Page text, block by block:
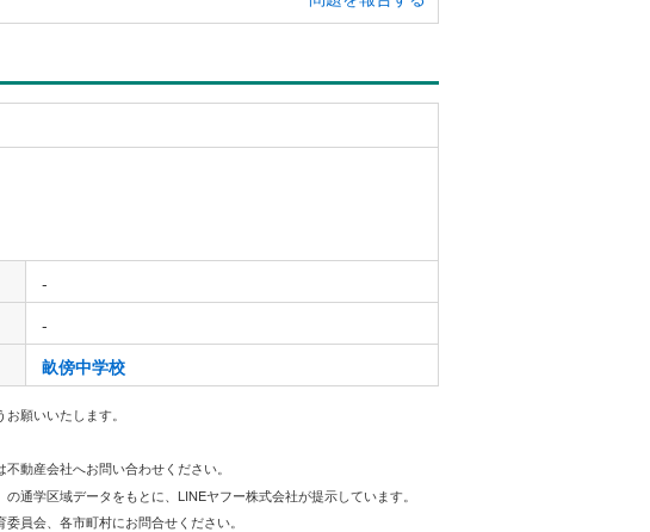
-
-
畝傍中学校
願いいたします。
動産会社へお問い合わせください。
の通学区域データをもとに、LINEヤフー株式会社が提示しています。
員会、各市町村にお問合せください。